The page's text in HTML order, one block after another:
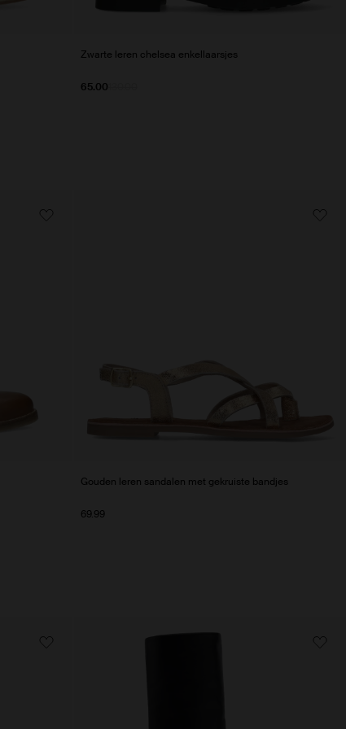
Zwarte leren chelsea enkellaarsjes
65.00
Gouden leren sandalen met gekruiste bandjes
69.99